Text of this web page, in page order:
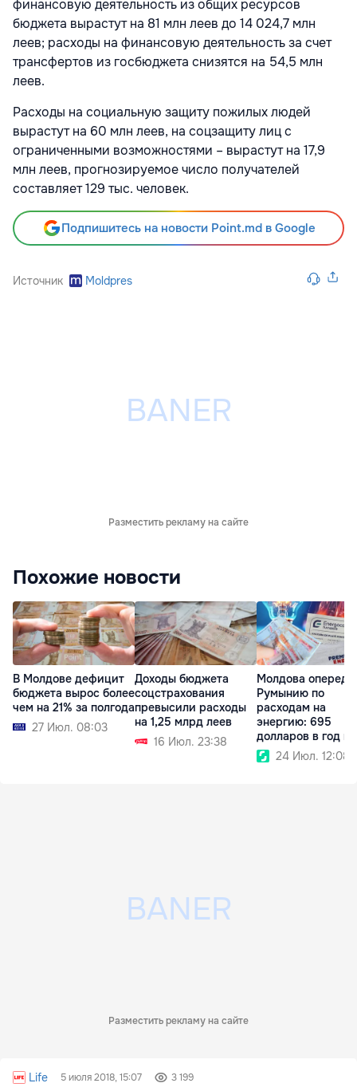
финансовую деятельность из общих ресурсов
бюджета вырастут на 81 млн леев до 14 024,7 млн
леев; расходы на финансовую деятельность за счет
трансфертов из госбюджета снизятся на 54,5 млн
леев.
Расходы на социальную защиту пожилых людей
вырастут на 60 млн леев, на соцзащиту лиц с
ограниченными возможностями – вырастут на 17,9
млн леев, прогнозируемое число получателей
составляет 129 тыс. человек.
Подпишитесь на новости Point.md в Google
Источник Moldpres
Разместить рекламу на сайте
Похожие новости
В Молдове дефицит
бюджета вырос более
чем на 21% за полгода
27 Июл. 08:03
Доходы бюджета
соцстрахования
превысили расходы
на 1,25 млрд леев
16 Июл. 23:38
Молдова
Румынию по
расходам на
энергию: 695
долларов в год на
человека
24 Июл. 12:08
Разместить рекламу на сайте
Life 5 июля 2018, 15:07 3 199